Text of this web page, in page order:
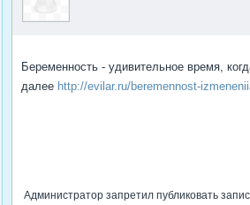
Беременность - удивительное время,
далее http://evilar.ru/beremennost-
Администратор запретил публиковать